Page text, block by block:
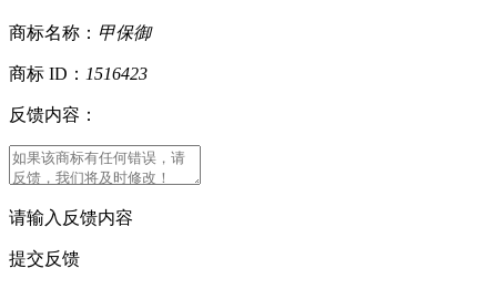
商标名称： 甲保御
商标 ID： 1516423
反馈内容：
请输入反馈内容
提交反馈